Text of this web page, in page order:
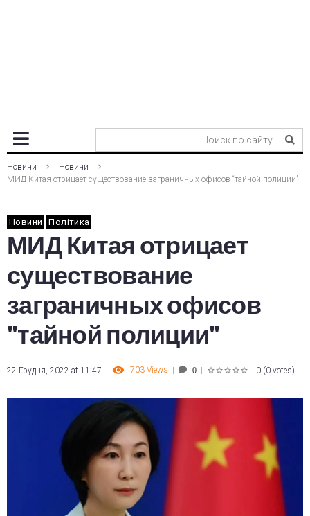
Новини
Новини
МИД Китая отрицает существование заграничных офисов “тайной полиции”
Новини Політика
МИД Китая отрицает
существование
заграничных офисов
"тайной полиции"
22 Грудня, 2022 at 11:47 703 Views 0 0 (0 votes)